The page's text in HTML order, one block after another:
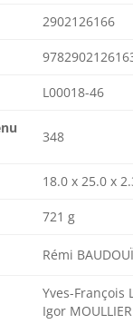
2902126166
L00018-46
348
18.0 x 25.0 x
721 g
Rémi
Yves-François
Igor MOULLIER